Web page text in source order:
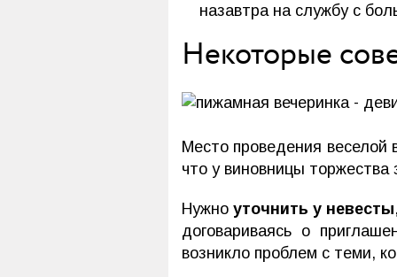
назавтра на службу с
Некоторые
Место проведения веселой
что у виновницы
Нужно уточнить у невесты
договариваясь о
возникло проблем с теми,